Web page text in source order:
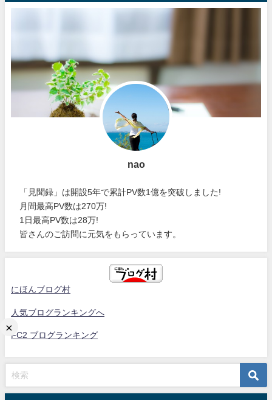
nao
「見聞録」は開設5年で累計PV数1億を突破しました!
月間最高PV数は270万!
1日最高PV数は28万!
皆さんのご訪問に元気をもらっています。
にほんブログ村
人気ブログランキングへ
FC2 ブログランキング
×